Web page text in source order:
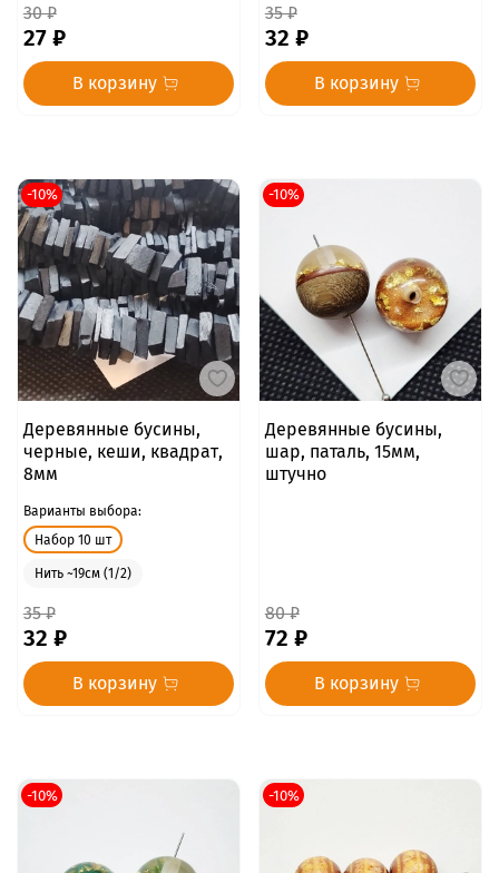
30 ₽
27 ₽
В корзину
35 ₽
32 ₽
В корзину
-10%
Деревянные бусины,
черные, кеши, квадрат,
8мм
Варианты выбора:
Набор 10 шт
Нить ~19см (1/2)
35 ₽
32 ₽
В корзину
-10%
Деревянные бусины,
шар, паталь, 15мм,
штучно
80 ₽
72 ₽
В корзину
-10% -10%